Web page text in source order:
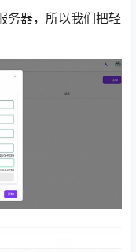
器，所以我们把轻